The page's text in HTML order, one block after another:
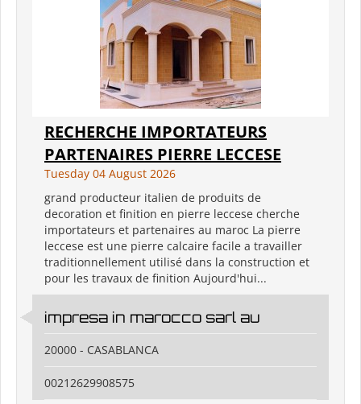
RECHERCHE IMPORTATEURS
PARTENAIRES PIERRE LECCESE
Tuesday 04 August 2026
grand producteur italien de produits de
decoration et finition en pierre leccese cherche
importateurs et partenaires au maroc La pierre
leccese est une pierre calcaire facile a travailler
traditionnellement utilisé dans la construction et
pour les travaux de finition Aujourd'hui...
impresa in marocco sarl au
20000 - CASABLANCA
00212629908575